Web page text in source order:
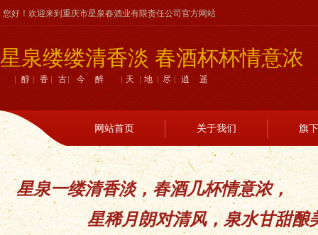
您好！欢迎来到重庆市星泉春酒业有限责任公司官方网站
星泉缕缕清香淡 春酒杯杯情意浓
醇香古今醉 天地尽逍遥
星稀月朗对清风，泉水甘甜酿
星泉一缕清香淡，春酒几杯情意浓，
网站首页 关于我们 旗